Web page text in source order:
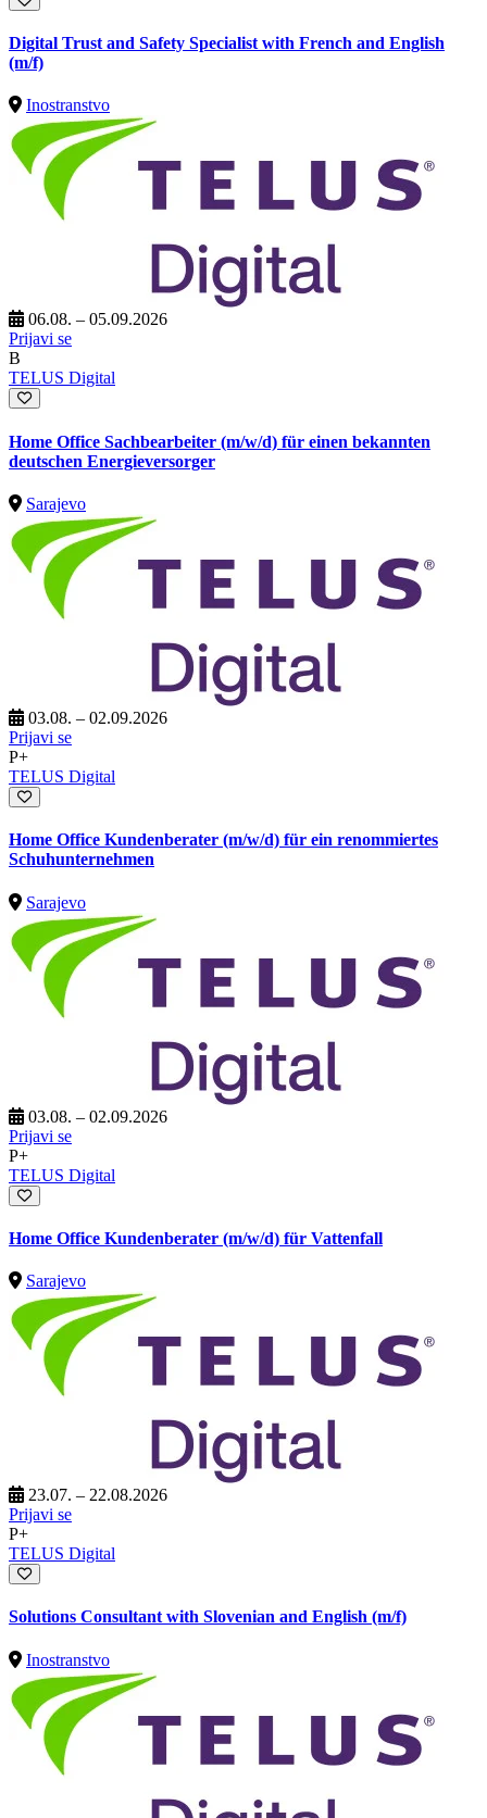
Digital Trust and Safety Specialist with French and English
(m/f)
Inostranstvo
06.08. – 05.09.2026
Prijavi se
B
TELUS Digital
Home Office Sachbearbeiter (m/w/d) für einen bekannten
deutschen Energieversorger
Sarajevo
03.08. – 02.09.2026
Prijavi se
P+
TELUS Digital
Home Office Kundenberater (m/w/d) für ein renommiertes
Schuhunternehmen
Sarajevo
03.08. – 02.09.2026
Prijavi se
P+
TELUS Digital
Home Office Kundenberater (m/w/d) für Vattenfall
Sarajevo
23.07. – 22.08.2026
Prijavi se
P+
TELUS Digital
Solutions Consultant with Slovenian and English (m/f)
Inostranstvo